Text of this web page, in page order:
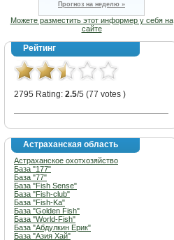
Прогноз на неделю »
Можете разместить этот информер у себя на
сайте
Рейтинг
2795 Rating: 2.5/5 (77 votes )
Астраханская область
Астраханское охотхозяйство
База "177"
База "77"
База "Fish Sense"
База "Fish-club"
База "Fish-Ka"
База "Golden Fish"
База "World-Fish"
База "Абдулкин Ерик"
База "Азия Хай"